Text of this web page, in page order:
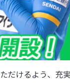
だけるよう、充